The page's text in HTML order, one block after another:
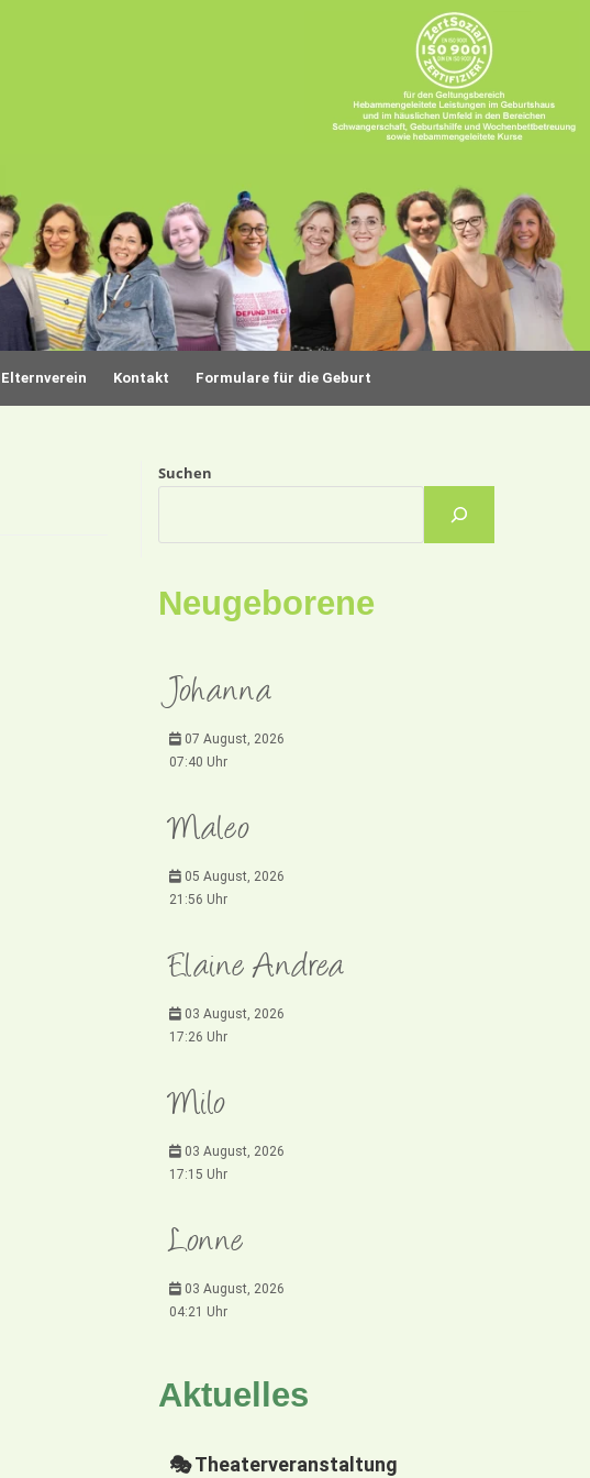
Elternverein Kontakt Formulare für die Geburt
Suchen
Neugeborene
Johanna
07 August, 2026
07:40 Uhr
Maleo
05 August, 2026
21:56 Uhr
Elaine Andrea
03 August, 2026
17:26 Uhr
Milo
03 August, 2026
17:15 Uhr
Lonne
03 August, 2026
04:21 Uhr
Aktuelles
🎭 Theaterveranstaltung